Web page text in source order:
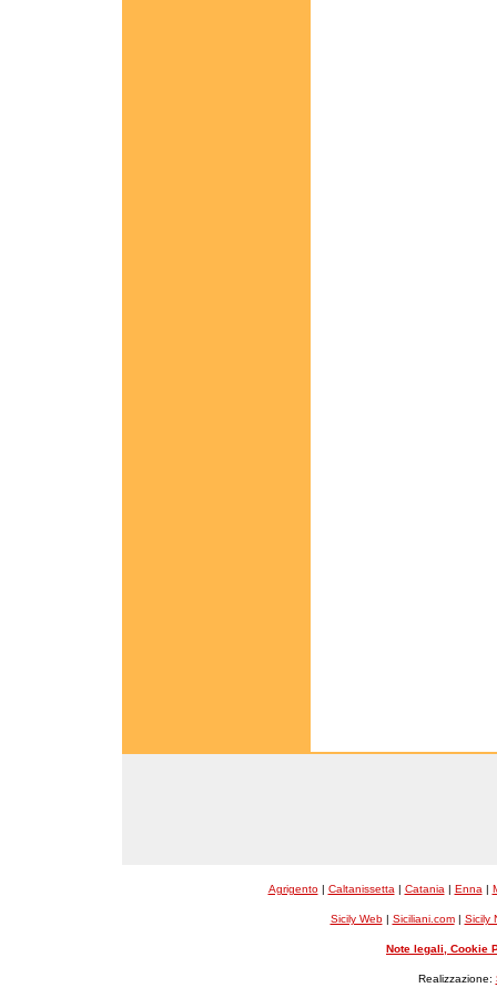
Agrigento| Caltanissetta | Catania | Enna |
Sicily Web| Siciliani.com| Sicily
Note legali, Cookie
Realizzazione: